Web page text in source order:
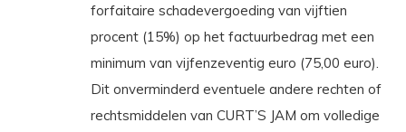
forfaitaire schadevergoeding van vijftien
procent (15%) op het factuurbedrag met een
minimum van vijfenzeventig euro (75,00 euro).
Dit onverminderd eventuele andere rechten of
rechtsmiddelen van CURT’S JAM om volledige